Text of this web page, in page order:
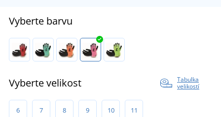
Vyberte barvu
Vyberte velikost
Tabulka
velikostí
6 7 8 9 10 11